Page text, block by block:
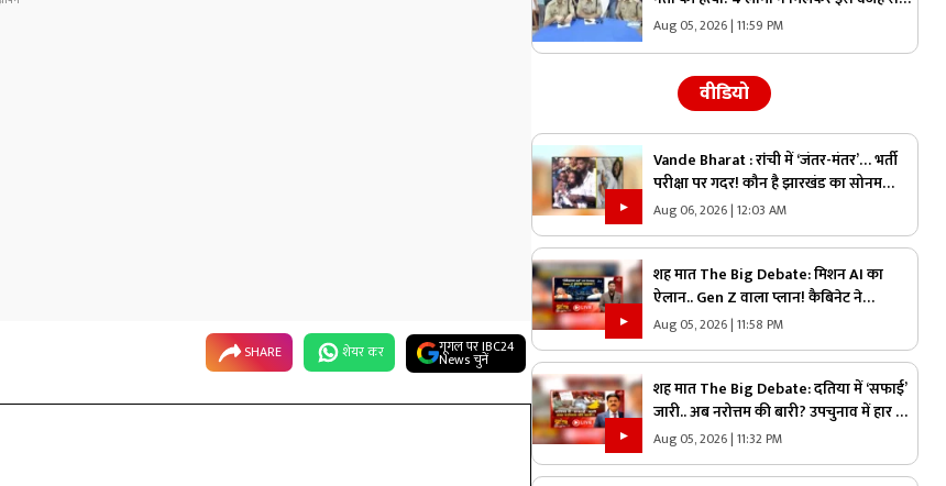
SHARE शेयर कर गूगल पर IBC24
News चुनें
उतारा था मौत के घाट, तीन भी थे वारदात में
Aug 05, 2026 | 11:59 PM
वीडियो
Vande Bharat : रांची में ‘जंतर-मंतर’… भर्ती
परीक्षा पर गदर! कौन है झारखंड का सोनम
वांग्चुख? जाने कौन है देवेंद्र नाथ महतो ?
Aug 06, 2026 | 12:03 AM
शह मात The Big Debate: मिशन AI का
ऐलान.. Gen Z वाला प्लान! कैबिनेट ने
छत्तीसगढ़ राज्य आर्टिफिशियल इंटेलिजेंस मिशन
को दी मंजूरी, क्या Gen Z को ध्यान में रखकर
तैयार किया गया प्लान?
Aug 05, 2026 | 11:58 PM
शह मात The Big Debate: दतिया में ‘सफाई’
जारी.. अब नरोत्तम की बारी? उपचुनाव में हार के
बाद एक्शन में भाजपा, लोकल बॉडी की सफाई के
बाद असली निशाने पर कौन?
Aug 05, 2026 | 11:32 PM